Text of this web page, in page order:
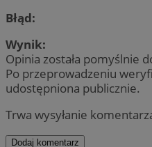
Błąd:
Wynik:
Opinia została pomyślnie
Po przeprowadzeniu
udostępniona publicznie.
Trwa wysyłanie
Dodaj komentarz